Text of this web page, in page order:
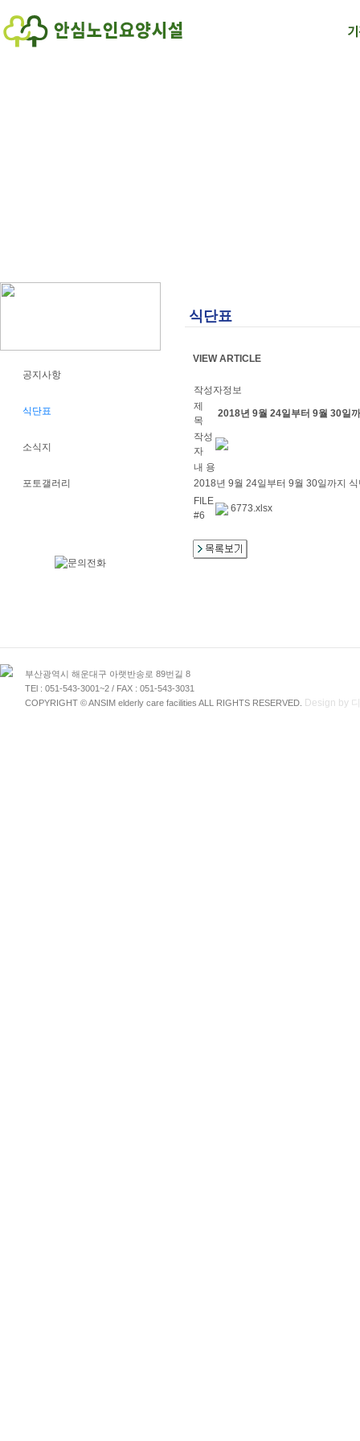
공지사항
식단표
소식지
포토갤러리
식단표
VIEW ARTICLE
작성자정보
제
목
2018년 9월 24일부터 9월 30일
작성
자
내 용
2018년 9월 24일부터 9월 30일까지
FILE
#6
6773.xlsx
부산광역시 해운대구 아랫반송로 89번길 8
TEl : 051-543-3001~2 / FAX : 051-543-3031
COPYRIGHT © ANSIM elderly care facilities ALL RIGHTS RESERVED.
Design by